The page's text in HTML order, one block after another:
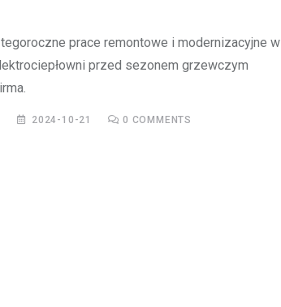
prace remontowe i modernizacyjne w
przed sezonem grzewczym
2024-10-21 0 COMMENTS